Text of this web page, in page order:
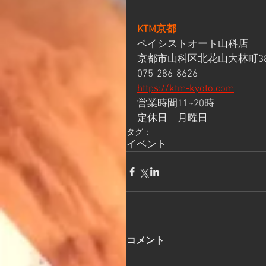
KTM京都
ベイシストオート山科店
京都市山科区北花山大林町
075-286-8626
https://ktm-kyoto.com
営業時間11~20時
定休日　月曜日
タグ：
イベント
コメント